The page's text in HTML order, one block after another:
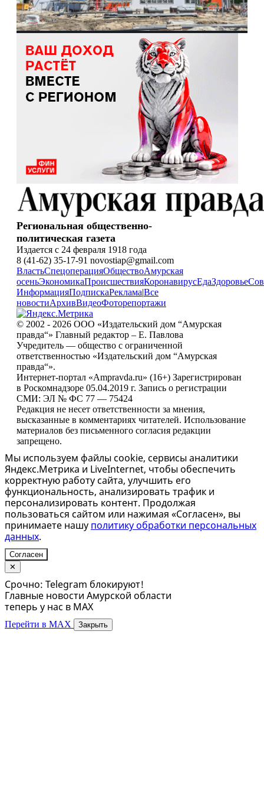
Региональная общественно-
политическая газета
Издается с 24 февраля 1918 года
8 (41-62) 35-17-91 novostiap@gmail.com
ВластьСпецоперацияОбществоАмурская
осеньЭкономикаПроисшествияКоронавирусЕдаЗдоровье
ИнформацияПодпискаРеклама|Все
новостиАрхивВидеоФоторепортажи
© 2002 - 2026 ООО «Издательский дом “Амурская
правда“» Главный редактор – Е. Павлова
Учредитель — общество с ограниченной
ответственностью «Издательский дом “Амурская
правда“».
Интернет-портал «Ampravda.ru» (16+) Зарегистрирован
в Роскомнадзоре 05.04.2019 г. Запись о регистрации
СМИ: ЭЛ № ФС 77 — 75424
Редакция не несет ответственности за мнения,
высказанные в комментариях читателей. Использование
материалов без письменного согласия редакции
запрещено.
Мы используем файлы cookie, сервисы аналитики
Яндекс.Метрика и LiveInternet, чтобы обеспечить
корректную работу сайта, улучшить его
функциональность, анализировать трафик и
персонализировать контент. Продолжая
пользоваться сайтом или нажимая «Согласен», вы
принимаете нашу политику обработки персональных
данных.
Согласен
✕
Срочно: Telegram блокируют!
Главные новости Амурской области
теперь у нас в MAX
Перейти в MAX Закрыть